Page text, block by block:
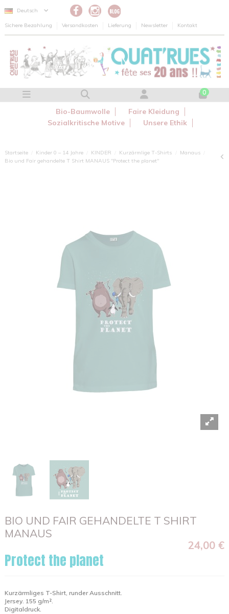
Deutsch
Sichere Bezahlung Versandkosten Lieferung Newsletter Kontakt
0
Bio-Baumwolle
Faire Kleidung
Sozialkritische Motive
Unsere Ethik
Startseite Kinder 0 – 14 Jahre KINDER Kurzärmlige T-Shirts
Manaus
Bio und Fair gehandelte T Shirt MANAUS "Protect the planet"
BIO UND FAIR GEHANDELTE T SHIRT
MANAUS
24,00 €
Protect the planet
Kurzärmliges T-Shirt, runder Ausschnitt.
Jersey. 155 g/m².
Digitaldruck.